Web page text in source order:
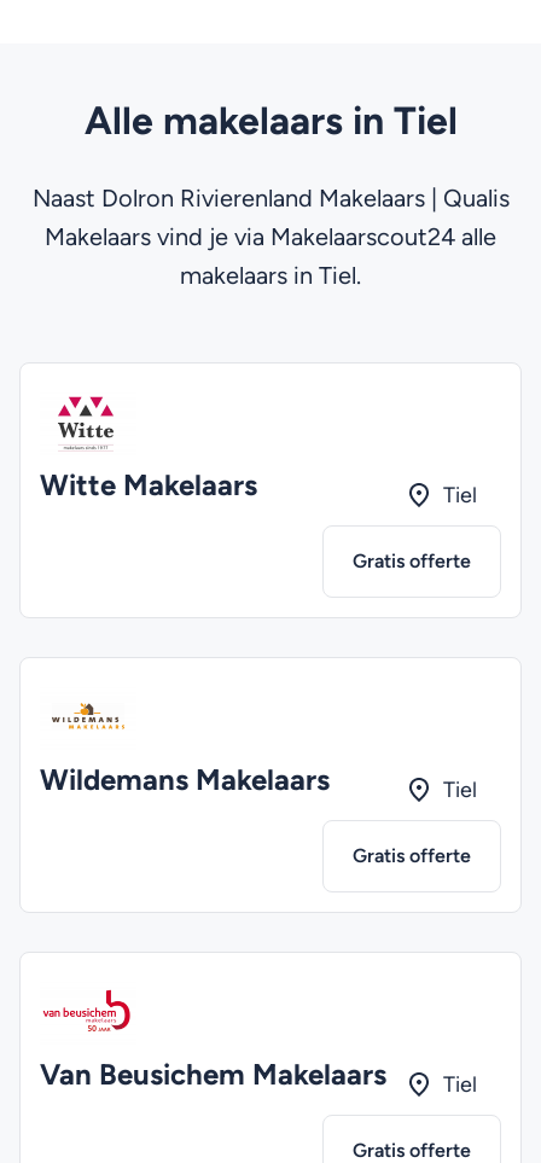
Alle makelaars in Tiel
Naast Dolron Rivierenland Makelaars | Qualis
Makelaars vind je via Makelaarscout24 alle
makelaars in Tiel.
Witte Makelaars Tiel
Gratis offerte
Wildemans Makelaars Tiel
Gratis offerte
Van Beusichem Makelaars Tiel
Gratis offerte